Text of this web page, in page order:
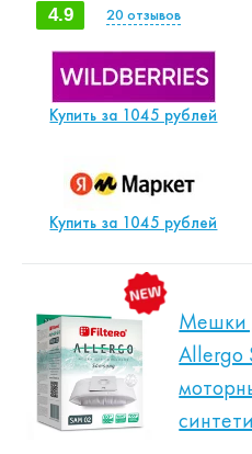
4.9 20 отзывов
Купить за 1045 рублей
Купить за 1045 рублей
Мешки
Allergo